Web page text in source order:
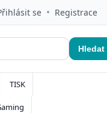
se • Registrace
Hledat
TISK